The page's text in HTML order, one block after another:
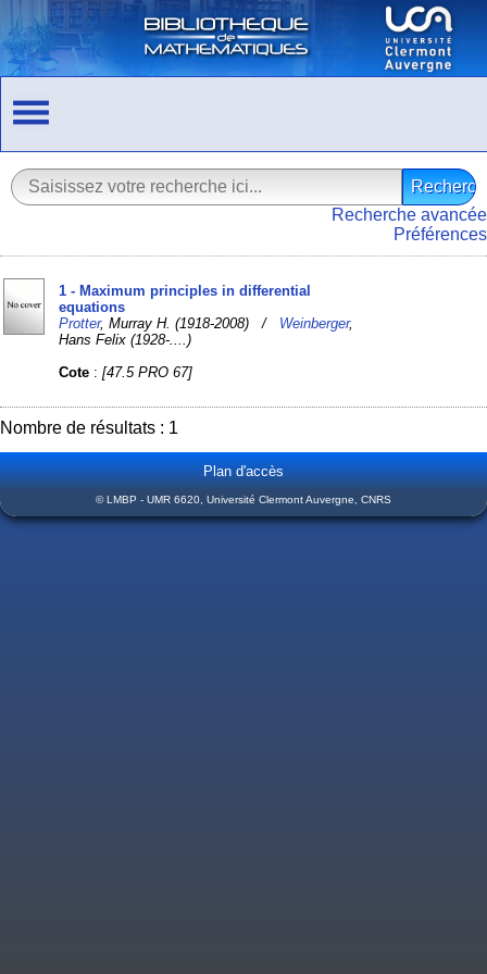
Recherche avancée
Préférences
1 - Maximum principles in differential
equations
Protter, Murray H. (1918-2008) / Weinberger,
Hans Felix (1928-....)
Cote :[47.5 PRO 67]
Nombre de résultats : 1
Plan d'accès
© LMBP - UMR 6620, Université Clermont Auvergne, CNRS